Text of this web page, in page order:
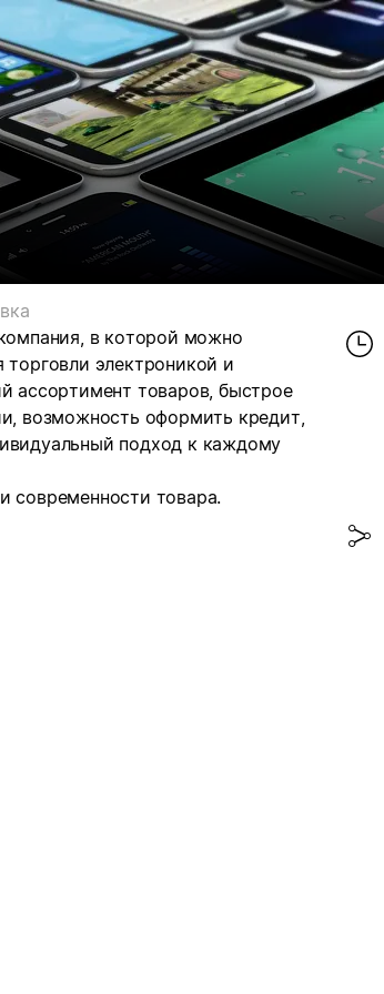
в которой можно
торговли электроникой и
ассортимент товаров, быстрое
возможность оформить кредит,
подход к каждому
современности товара.